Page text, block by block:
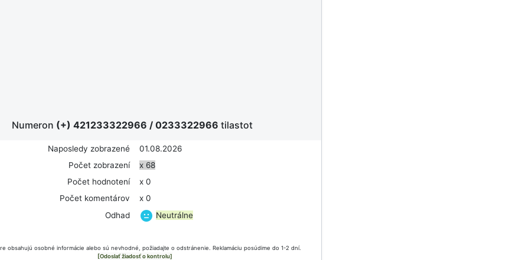
Numeron (+) 421233322966 / 0233322966 tilastot
Naposledy zobrazené
01.08.2026
Počet zobrazení
x 68
Počet hodnotení
x 0
Počet komentárov
x 0
Odhad
Neutrálne
obsahujú osobné informácie alebo sú nevhodné, požiadajte o odstránenie. Reklamáciu posúdime do 1-2 dní.
[Odoslať žiadosť o kontrolu]